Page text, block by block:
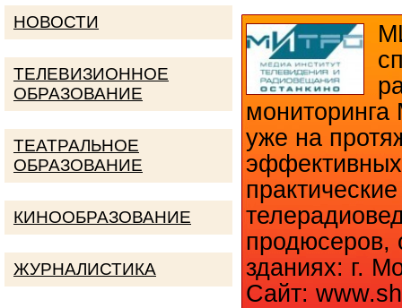
мониторинга
уже на
продюсеров,
зданиях: г.
Сайт:
НОВОСТИ
ТЕЛЕВИЗИОННОЕ
ОБРАЗОВАНИЕ
ТЕАТРАЛЬНОЕ
ОБРАЗОВАНИЕ
КИНООБРАЗОВАНИЕ
ЖУРНАЛИСТИКА